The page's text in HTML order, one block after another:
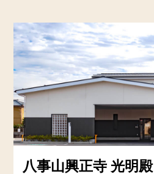
八事山興正寺 光明殿